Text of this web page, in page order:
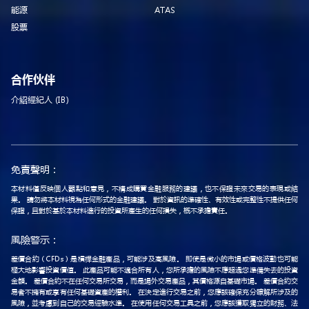
能源
股票
ATAS
合作伙伴
介紹經紀人 (IB)
免責聲明：
本材料僅反映個人觀點和意見，不構成購買金融服務的建議，也不保證未來交易的表現或結
果。 請勿將本材料視為任何形式的金融建議。 對於資訊的準確性、有效性或完整性不提供任何
保證，且對於基於本材料進行的投資所產生的任何損失，概不承擔責任。
風險警示：
差價合約（CFDs）是槓桿金融產品，可能涉及高風險。 即使是微小的市場或價格波動也可能
極大地影響投資價值。 此產品可能不適合所有人，您所承擔的風險不應超過您準備失去的投資
金額。 差價合約不在任何交易所交易，而是場外交易產品，其價格源自基礎市場。 差價合約交
易者不擁有或享有任何基礎資產的權利。 在決定進行交易之前，您應該確保充分瞭解所涉及的
風險，並考慮到自己的交易經驗水準。 在使用任何交易工具之前，您應該獲取獨立的財務、法